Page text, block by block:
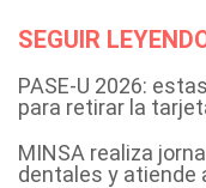
SEGUIR
PASE-U 2026:
para retirar la
MINSA realiza
dentales y atiende